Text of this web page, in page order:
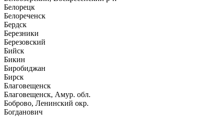
Белорецк
Белореченск
Бердск
Березники
Березовский
Бийск
Бикин
Биробиджан
Бирск
Благовещенск
Благовещенск, Амур. обл.
Боброво, Ленинский окр.
Богданович